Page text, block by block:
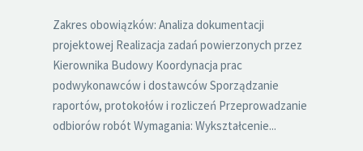
Zakres obowiązków: Analiza dokumentacji
projektowej Realizacja zadań powierzonych przez
Kierownika Budowy Koordynacja prac
podwykonawców i dostawców Sporządzanie
raportów, protokołów i rozliczeń Przeprowadzanie
odbiorów robót Wymagania: Wykształcenie...